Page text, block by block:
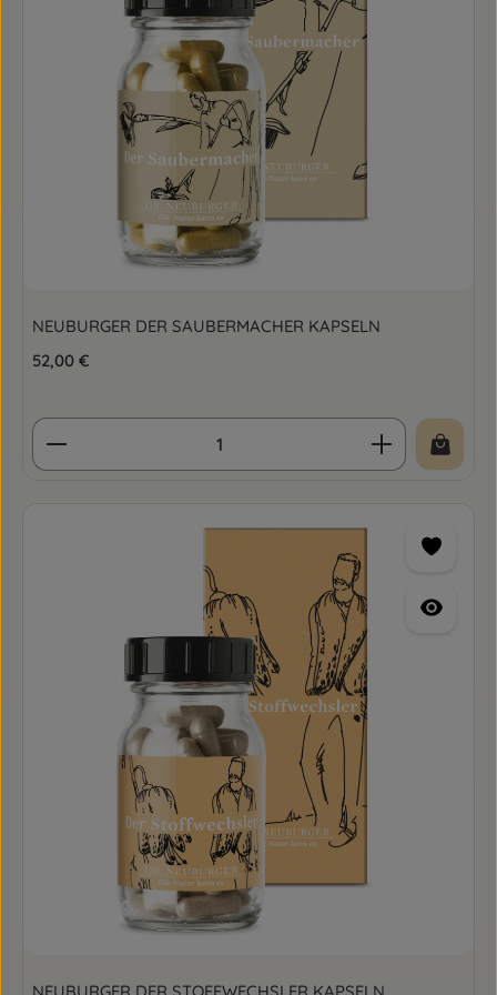
NEUBURGER DER SAUBERMACHER KAPSELN
Regulärer Preis:
52,00 €
Produkt Anzahl: Gib den gewünschten Wert